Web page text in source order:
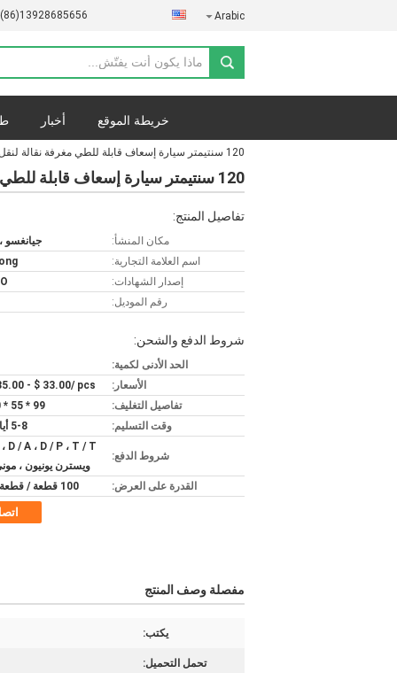
Arabic
أخبار خريطة الموقع
120 سنتيمتر سيارة إسعاف قابلة للطي مغرفة نقالة لنقل الإنقاذ
120 سنتيمتر سيارة إسعاف قابلة للطي مغرفة نقالة لنقل الإنقاذ
تفاصيل المنتج:
مكان المنشأ:
جيانغسو
اسم العلامة التجارية:
إصدار الشهادات:
رقم الموديل:
شروط الدفع والشحن:
الحد الأدنى لكمية:
الأسعار:
- $ 33.00/ pcs
تفاصيل التغليف:
99 * 55 * 10 سم
وقت التسليم:
5-8 أيام عمل
شروط الدفع:
ويسترن يونيون ،
القدرة على العرض:
100 قطعة / قطعة شهريا
مفصلة وصف المنتج
يكتب:
تحمل التحميل: